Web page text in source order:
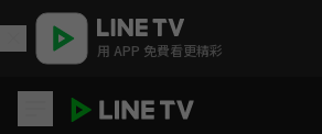
用 APP 免費看更精彩